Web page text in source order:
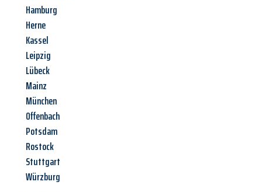
Hamburg
Herne
Kassel
Leipzig
Lübeck
Mainz
München
Offenbach
Potsdam
Rostock
Stuttgart
Würzburg